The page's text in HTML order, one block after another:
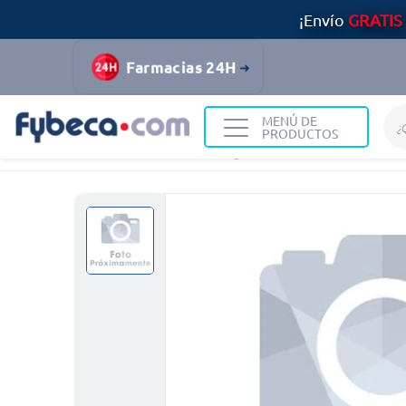
¡Envío GRATIS
Farmacias 24H
MENÚ DE
PRODUCTOS
Medicinas Digestivo FLORA